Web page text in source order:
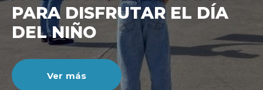
modo claro
CIENTO DURANTE EL MES
DE JULIO
Ver más